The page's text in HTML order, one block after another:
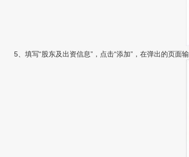
5、填写“股东及出资信息”，点击“添加”，在弹出的页面输